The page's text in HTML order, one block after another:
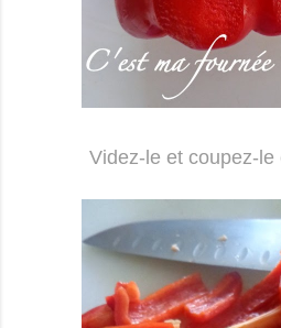
Videz-le et coupez-le